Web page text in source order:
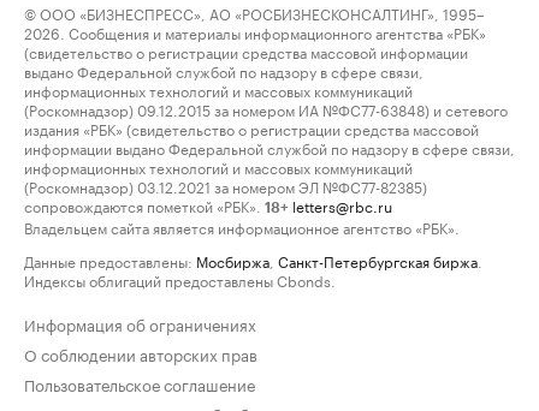
© ООО «БИЗНЕСПРЕСС», АО «РОСБИЗНЕСКОНСАЛТИНГ», 1995–
2026. Сообщения и материалы информационного агентства «РБК»
(свидетельство о регистрации средства массовой информации
выдано Федеральной службой по надзору в сфере связи,
информационных технологий и массовых коммуникаций
(Роскомнадзор) 09.12.2015 за номером ИА №ФС77-63848) и сетевого
издания «РБК» (свидетельство о регистрации средства массовой
информации выдано Федеральной службой по надзору в сфере связи,
информационных технологий и массовых коммуникаций
(Роскомнадзор) 03.12.2021 за номером ЭЛ №ФС77-82385)
сопровождаются пометкой «РБК».
18+ letters@rbc.ru
Владельцем сайта является информационное агентство «РБК».
Данные предоставлены: Мосбиржа Санкт-Петербургская биржа
Индексы облигаций предоставлены Cbonds.
Информация об ограничениях
О соблюдении авторских прав
Пользовательское соглашение